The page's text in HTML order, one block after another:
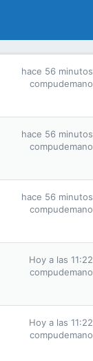
hace 56 minutos
compudemano
hace 56 minutos
compudemano
hace 56 minutos
compudemano
Hoy a las 11:22
compudemano
Hoy a las 11:22
compudemano